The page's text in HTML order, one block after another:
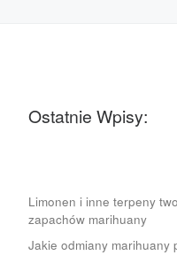
Ostatnie Wpisy:
Limonen i inne terpeny
zapachów marihuany
Jakie odmiany marihuany